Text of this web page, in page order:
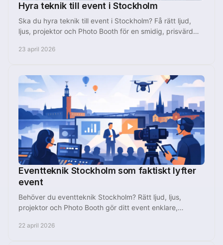
Hyra teknik till event i Stockholm
Ska du hyra teknik till event i Stockholm? Få rätt ljud,
ljus, projektor och Photo Booth för en smidig, prisvärd
23 april 2026
Eventteknik Stockholm som faktiskt lyfter
event
Behöver du eventteknik Stockholm? Rätt ljud, ljus,
projektor och Photo Booth gör ditt event enklare,
22 april 2026